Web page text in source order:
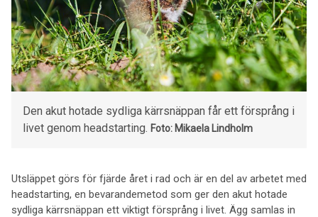
Den akut hotade sydliga kärrsnäppan får ett försprång i
livet genom headstarting. Foto: Mikaela Lindholm
Utsläppet görs för fjärde året i rad och är en del av arbetet med
headstarting, en bevarandemetod som ger den akut hotade
sydliga kärrsnäppan ett viktigt försprång i livet. Ägg samlas in